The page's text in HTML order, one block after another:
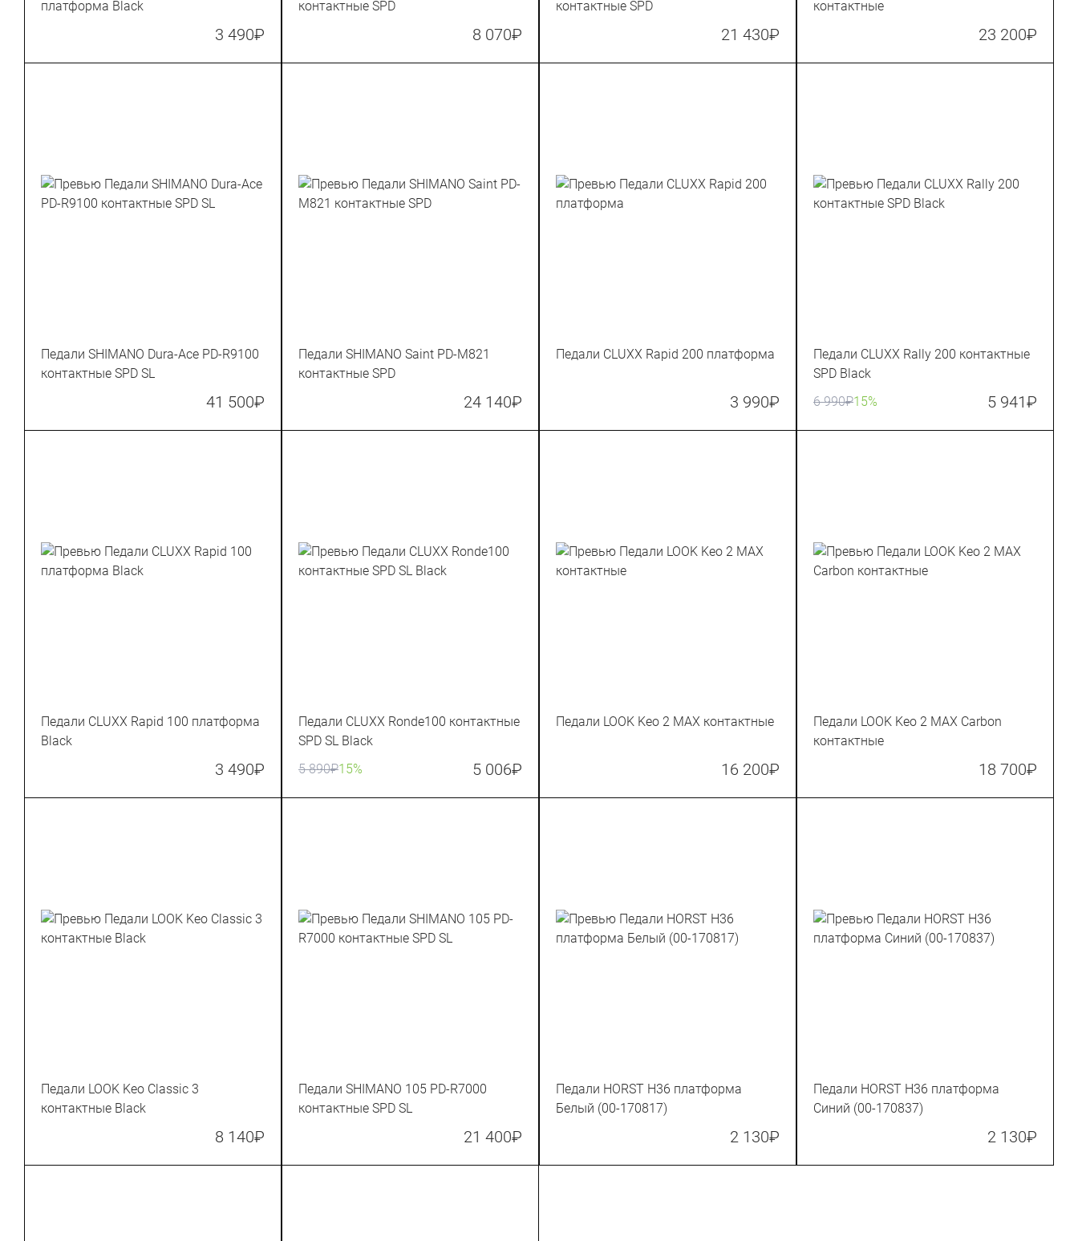
платформа Black
3 490₽
контактные SPD
8 070₽
контактные SPD
21 430₽
контактные
23 200₽
Педали SHIMANO Dura-Ace PD-R9100
контактные SPD SL
41 500₽
Педали SHIMANO Saint PD-M821
контактные SPD
24 140₽
Педали CLUXX Rapid 200 платформа
3 990₽
Педали CLUXX Rally 200 контактные
SPD Black
6 990₽15% 5 941₽
Педали CLUXX Rapid 100 платформа
Black
3 490₽
Педали CLUXX Ronde100 контактные
SPD SL Black
5 890₽15% 5 006₽
Педали LOOK Keo 2 MAX контактные
16 200₽
Педали LOOK Keo 2 MAX Carbon
контактные
18 700₽
Педали LOOK Keo Classic 3
контактные Black
8 140₽
Педали SHIMANO 105 PD-R7000
контактные SPD SL
21 400₽
Педали HORST H36 платформа
Белый (00-170817)
2 130₽
Педали HORST H36 платформа
Синий (00-170837)
2 130₽